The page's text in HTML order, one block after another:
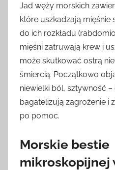
Jad węży morskich
które uszkadzają mięśnie
do ich rozkładu
mięśni zatruwają krew i
może skutkować ostrą
śmiercią. Początkowo
niewielki ból, sztywność
bagatelizują zagrożenie i
po pomoc.
Morskie bestie
mikroskopijnej